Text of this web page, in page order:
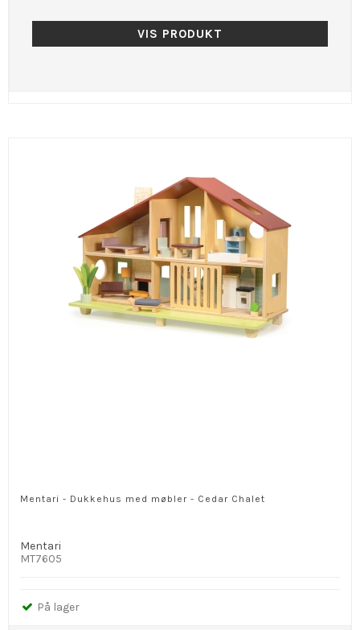
VIS PRODUKT
Mentari - Dukkehus med møbler - Cedar Chalet
Mentari
MT7605
På lager